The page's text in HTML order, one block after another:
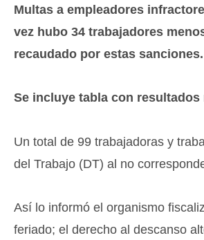
Multas a empleadores
vez hubo 34 trabajadores
recaudado por estas sanciones.
Se incluye tabla con resultados
Un total de 99 trabajadoras y
del Trabajo (DT) al no
Así lo informó el organismo
feriado; el derecho al descanso